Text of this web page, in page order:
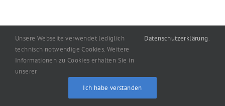
Copyright2026machart: Oelgemöller
Datenschutzerklärung
Unsere Webseite verwendet lediglich
technisch notwendige Cookies. Weitere
Informationen zu Cookies erhalten Sie in
unserer
Datenschutzerklärung.
Ich habe verstanden